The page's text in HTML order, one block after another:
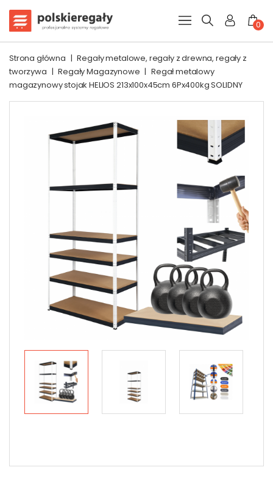
0
Strona główna | Regały metalowe, regały z drewna, regały z
tworzywa | Regały Magazynowe | Regał metalowy
magazynowy stojak HELIOS 213x100x45cm 6Px400kg SOLIDNY